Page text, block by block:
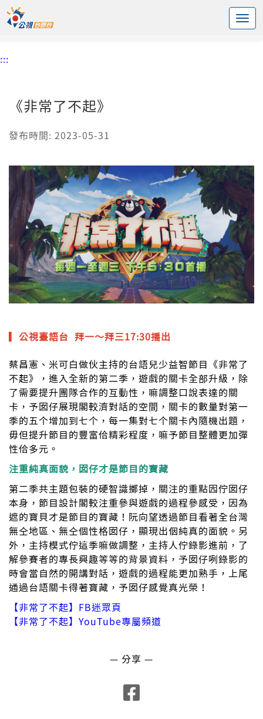
中央內容區塊
頭頁
:::
《非常了不起》
發布時間: 2023-05-31
▎公視臺語台 拜一～拜三17:30播出
蔡昌憲、米可白做伙主持的台語兒少益智節目《非常了
不起》，進入全新的第二季，遊戲的關卡全部升級，除
了需要提升團隊合作的互動性，嘛調整口說表達的關
卡，予囡仔展現閣較濟對話的空間，關卡的數量對第一
季的五个增加到七个，每一集對七个關卡內隨機出題，
毋但提升節目的豐富佮精彩程度，嘛予節目整體更加彈
性佮多元。
注重純真面貌，囡仔才是節目的寶藏
第二季共主題包裝的硬智識擲掉，關注的重點囥佇囡仔
本身，節目設計閣較注重參與遊戲的過程參感受，因為
遮的寶貝才是節目的寶藏！阮向望透過節目看著全台灣
無仝地區、無仝個性格囡仔，顯現出𪜶純真的面貌。另
外，主持模式佇這季嘛做調整，主持人佇錄影進前，了
解參賽者的專長興趣等等的背景資料，予囡仔咧錄影的
時會當自然的開講對話，遊戲的過程能更加熟手，上尾
通過台語關卡得著寶藏，予囡仔感覺真光榮！
【非常了不起】FB迷眾頁
【非常了不起】YouTube專屬頻道
— 分享 —